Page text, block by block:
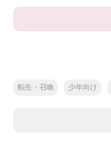
転生・召喚 少年向け